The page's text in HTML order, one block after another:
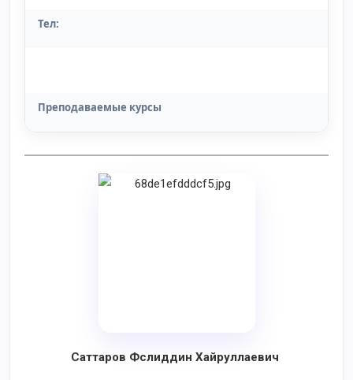
Тел:
Преподаваемые курсы
Саттаров Фслиддин Хайруллаевич